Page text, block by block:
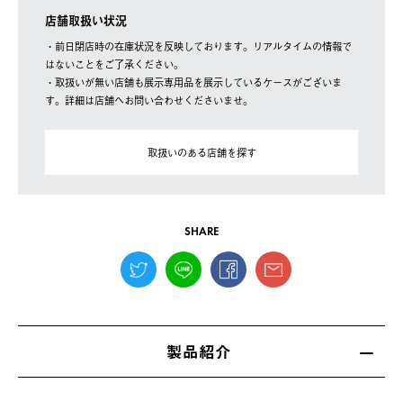
店舗取扱い状況
・前日閉店時の在庫状況を反映しております。リアルタイムの情報で
はないことをご了承ください。
・取扱いが無い店舗も展示専用品を展示しているケースがございま
す。詳細は店舗へお問い合わせくださいませ。
取扱いのある店舗を探す
SHARE
製品紹介